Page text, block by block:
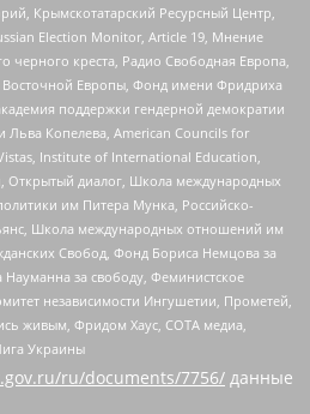
Крымскотатарский Ресурсный Центр,
Election Monitor, Article 19, Мнение
черного креста, Радио Свободная Европа,
Восточной Европы, Фонд имени Фридриха
поддержки гендерной демократии
Копелева, American Councils for
Institute of International Education,
Открытый диалог, Школа международных
им Питера Мунка, Российско-
Школа международных отношений им
Свобод, Фонд Бориса Немцова за
за свободу, Феминистское
независимости Ингушетии, Прометей,
живым, Фридом Хаус, СОТА медиа,
Украины
ru/documents/7756/ данные